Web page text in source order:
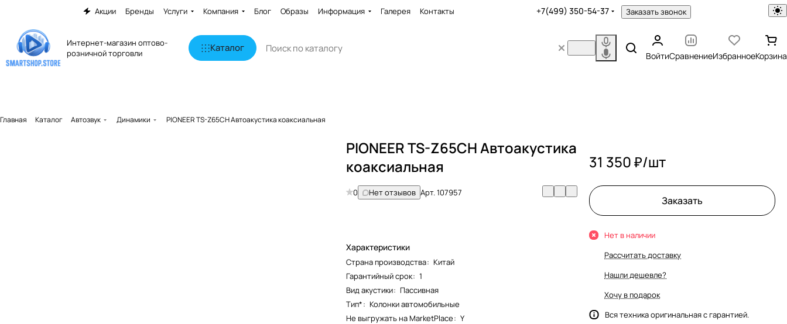
Акции Бренды Услуги Компания Блог Образы Информация Галерея Контакты +7(499) 350-54-37 Заказать звонок
Интернет-магазин оптово-
розничной торговли
Каталог
ВойтиСравнениеИзбранноеКорзина
Главная Каталог Автозвук Динамики PIONEER TS-Z65CH Автоакустика коаксиальная
PIONEER TS-Z65CH Автоакустика
коаксиальная
0 Нет отзывов Арт.107957
Характеристики
Страна производства: Китай
Гарантийный срок: 1
Вид акустики: Пассивная
Тип*: Колонки автомобильные
Не выгружать на MarketPlace: Y
31 350 ₽/шт
Заказать
Нет в наличии
Рассчитать доставку
Нашли дешевле?
Хочу в подарок
Вся техника оригинальная с гарантией.